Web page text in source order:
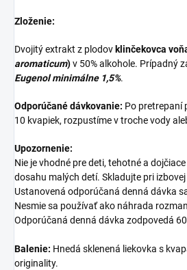
Zloženie:
Dvojitý extrakt z plodov klinčekovca
aromaticum)v 50% alkohole. Prípadný
Eugenol minimálne 1,5%.
Odporúčané dávkovanie: Po pretrepaní
10 kvapiek, rozpustíme v troche vody
Upozornenie:
Nie je vhodné pre deti, tehotné a
dosahu malých detí. Skladujte pri
Ustanovená odporúčaná denná dávka
Nesmie sa používať ako náhrada
Odporúčaná denná dávka zodpovedá
Balenie: Hnedá sklenená liekovka s
originality.